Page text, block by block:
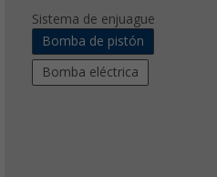
Sistema de enjuague
Bomba de pistón
Bomba eléctrica